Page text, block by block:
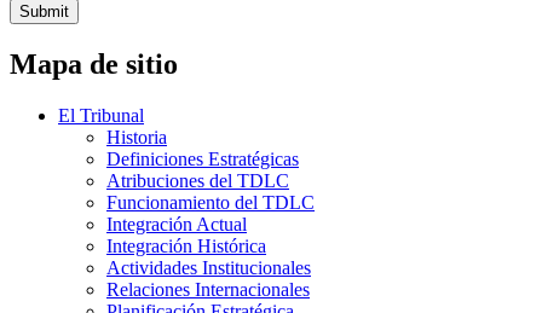
Submit
Mapa de sitio
El Tribunal
Historia
Definiciones Estratégicas
Atribuciones del TDLC
Funcionamiento del TDLC
Integración Actual
Integración Histórica
Actividades Institucionales
Relaciones Internacionales